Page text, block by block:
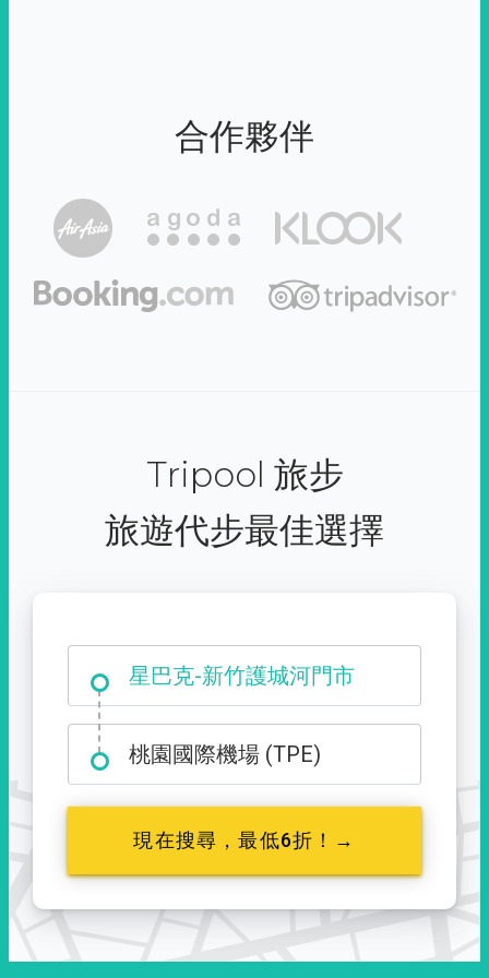
合作夥伴
Tripool 旅步
旅遊代步最佳選擇
星巴克-新竹護城河門市
大霸尖山登山口
桃園國際機場 (TPE)
現在搜尋，最低6折！→